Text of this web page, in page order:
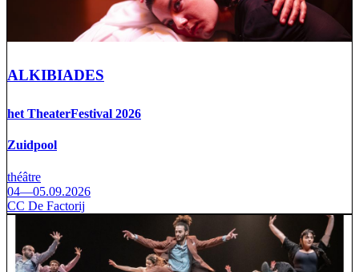
ALKIBIADES
het TheaterFestival 2026
Zuidpool
théâtre
04—05.09.2026
CC De Factorij